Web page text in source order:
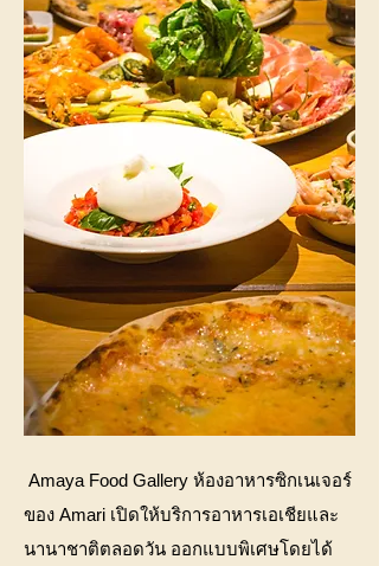
Amaya Food Gallery ห้องอาหารซิกเนเจอร์
ของ Amari เปิดให้บริการอาหารเอเชียและ
นานาชาติตลอดวัน ออกแบบพิเศษโดยได้